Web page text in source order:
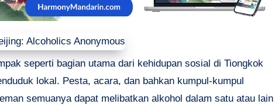
seperti bagian utama dari kehidupan sosial di Tiongkok
lokal. Pesta, acara, dan bahkan kumpul-kumpul
semuanya dapat melibatkan alkohol dalam satu atau lain